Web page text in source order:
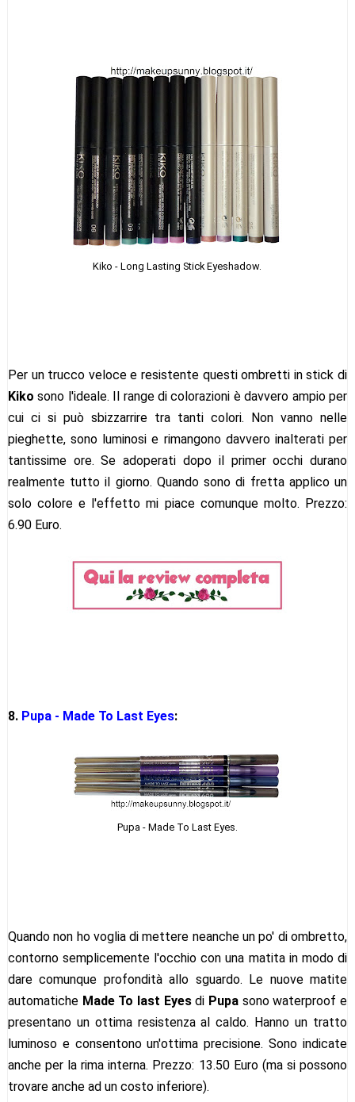
Kiko - Long Lasting Stick Eyeshadow.
Per un trucco veloce e resistente questi ombretti in stick di
Kiko sono l'ideale. Il range di colorazioni è davvero ampio per
cui ci si può sbizzarrire tra tanti colori. Non vanno nelle
pieghette, sono luminosi e rimangono davvero inalterati per
tantissime ore. Se adoperati dopo il primer occhi durano
realmente tutto il giorno. Quando sono di fretta applico un
solo colore e l'effetto mi piace comunque molto. Prezzo:
6.90 Euro.
8. Pupa - Made To Last Eyes:
Pupa - Made To Last Eyes.
Quando non ho voglia di mettere neanche un po' di ombretto,
contorno semplicemente l'occhio con una matita in modo di
dare comunque profondità allo sguardo. Le nuove matite
automatiche Made To last Eyesdi Pupa sono waterproof e
presentano un ottima resistenza al caldo. Hanno un tratto
luminoso e consentono un'ottima precisione. Sono indicate
anche per la rima interna. Prezzo: 13.50 Euro (ma si possono
trovare anche ad un costo inferiore).